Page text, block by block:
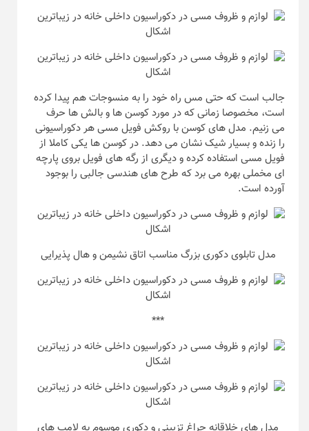
جالب است که حتی مس راه خود را به منسوجات هم پیدا کرده
است، مخصوصا زمانی که در مورد کوسن ها و بالش ها حرف
می زنیم. مدل های کوسن با روکش فویل مسی هر دکوراسیونی
را زنده و بسیار شیک نشان می دهد. در کوسن ها یکی کاملا از
فویل مسی استفاده کرده و دیگری از رگه های فویل بروی پارچه
ای مخملی بهره می برد که طرح های هندسی جالبی را بوجود
آورده است.
مدل تابلوی دکوری بزرگ مناسب اتاق نشیمن و هال پذیرایی
***